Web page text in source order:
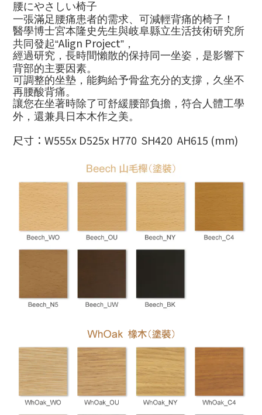
腰にやさしい椅子
一張滿足腰痛患者的需求、可減輕背痛的椅子！
醫學博士宮本隆史先生與岐阜縣立生活技術研究所
共同發起“Align Project”，
經過研究，長時間懶散的保持同一坐姿，是影響下
背部的主要因素。
可調整的坐墊 ，能夠給予骨盆充分的支撐 ，久坐不
再腰酸背痛。
讓您在坐著時除了可舒緩腰部負擔，符合人體工學
外，還兼具日本木作之美。
尺寸： W555x D525x H770 SH420 AH615 (mm)